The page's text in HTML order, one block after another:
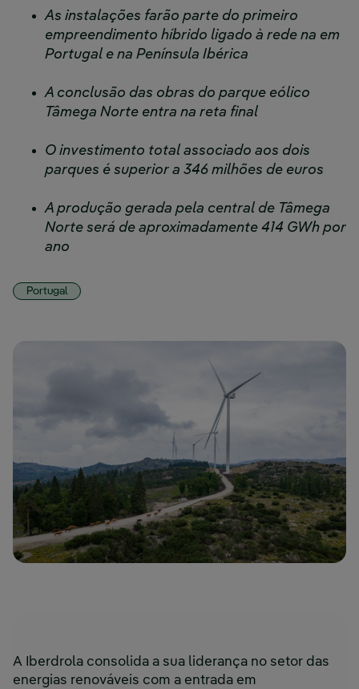
As instalações farão parte do primeiro
empreendimento híbrido ligado à rede na em
Portugal e na Península Ibérica
A conclusão das obras do parque eólico
Tâmega Norte entra na reta final
O investimento total associado aos dois
parques é superior a 346 milhões de euros
A produção gerada pela central de Tâmega
Norte será de aproximadamente 414 GWh por
ano
Portugal
A Iberdrola consolida a sua liderança no setor das
energias renováveis com a entrada em